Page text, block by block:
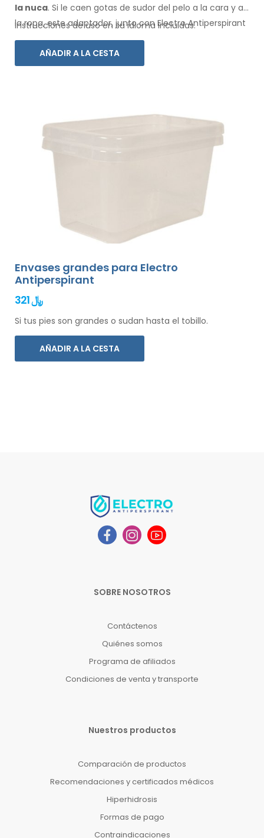
la nuca. Si le caen gotas de sudor del pelo a la cara y a
la ropa, este adaptador, junto con Electro Antiperspirant
Forte o Electro Antiperspirant ELITE, es para usted.
Instrucciones de uso en su idioma incluidas.
AÑADIR A LA CESTA
Envases grandes para Electro
Antiperspirant
321 ﷼
Si tus pies son grandes o sudan hasta el tobillo.
AÑADIR A LA CESTA
SOBRE NOSOTROS
Contáctenos
Quiénes somos
Programa de afiliados
Condiciones de venta y transporte
Nuestros productos
Comparación de productos
Recomendaciones y certificados médicos
Hiperhidrosis
Formas de pago
Contraindicaciones